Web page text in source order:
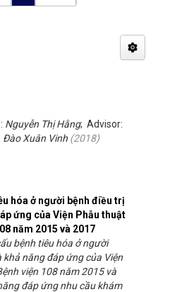
hóa ở người bệnh điều trị
ứng của Viện Phẫu thuật
năm 2015 và 2017
Nguyễn Thị Hằng; Advisor:
Đào Xuân Vinh (2018)
bệnh tiêu hóa ở người
khả năng đáp ứng của Viện
viện 108 năm 2015 và
đáp ứng nhu cầu khám